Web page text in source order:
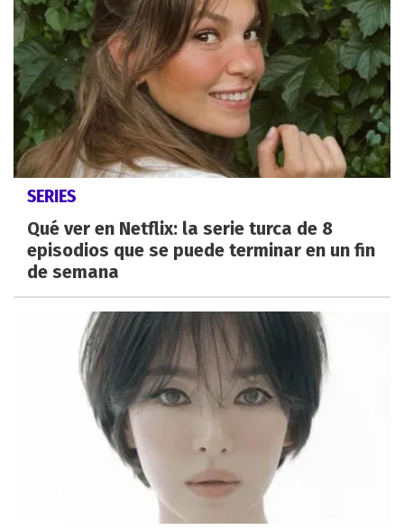
SERIES
Qué ver en Netflix: la serie turca de 8
episodios que se puede terminar en un fin
de semana